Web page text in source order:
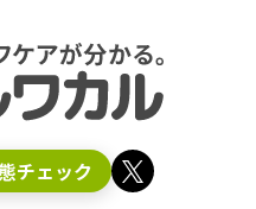
チェック